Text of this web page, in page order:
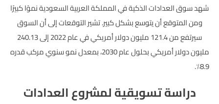
شهد سوق العدادات الذكية في المملكة العربية السعودية نموًا كبيرًا
ومن المتوقع أن يتوسع بشكل كبير. تشير التوقعات إلى أن السوق
سيرتفع من 121.4 مليون دولار أمريكي في عام 2022 إلى 240.13
مليون دولار أمريكي بحلول عام 2030، بمعدل نمو سنوي مركب قدره
8.9٪.
دراسة تسويقية لمشروع العدادات